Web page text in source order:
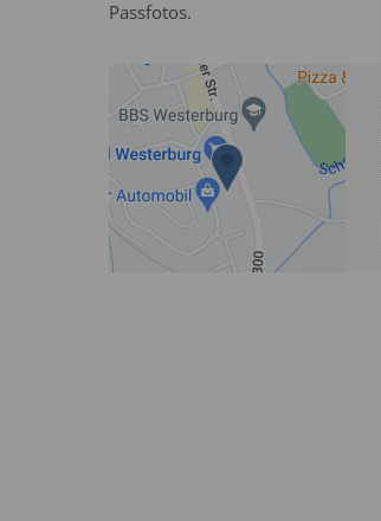
Passfotos.